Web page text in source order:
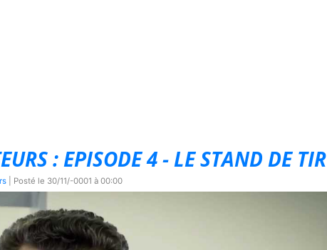
: EPISODE 4 - LE STAND DE TIR
| Posté le 30/11/-0001 à 00:00